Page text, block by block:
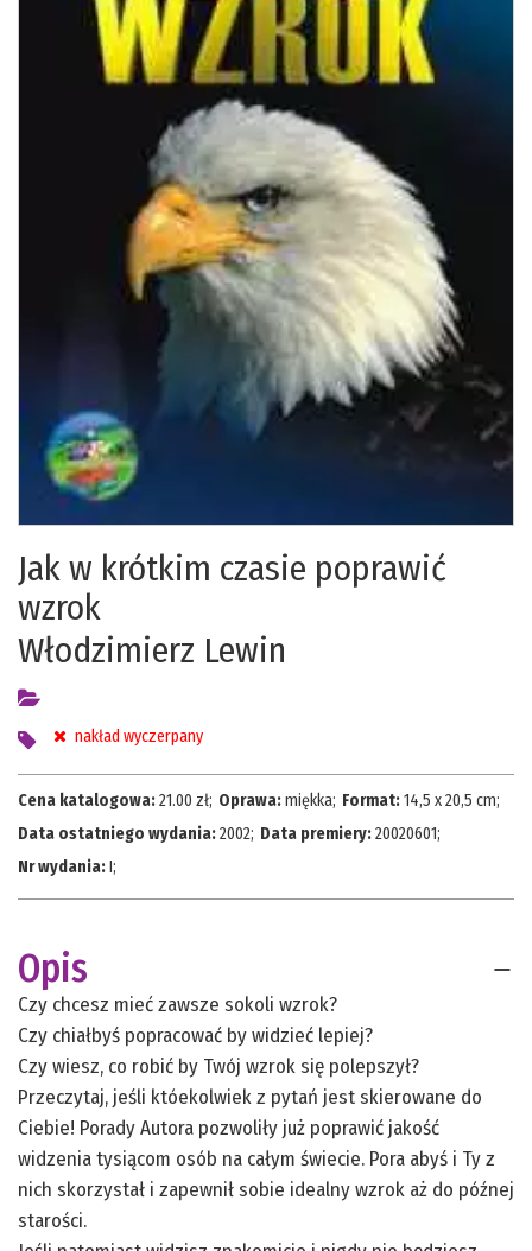
Jak w krótkim czasie poprawić
wzrok
Włodzimierz Lewin
nakład wyczerpany
Cena katalogowa:21.00 zł; Oprawa:miękka; Format:14,5 x 20,5 cm;
Data ostatniego wydania:2002; Data premiery:20020601;
Nr wydania:I;
Opis
Czy chcesz mieć zawsze sokoli wzrok?
Czy chiałbyś popracować by widzieć lepiej?
Czy wiesz, co robić by Twój wzrok się polepszył?
Przeczytaj, jeśli któekolwiek z pytań jest skierowane do
Ciebie! Porady Autora pozwoliły już poprawić jakość
widzenia tysiącom osób na całym świecie. Pora abyś i Ty z
nich skorzystał i zapewnił sobie idealny wzrok aż do późnej
starości.